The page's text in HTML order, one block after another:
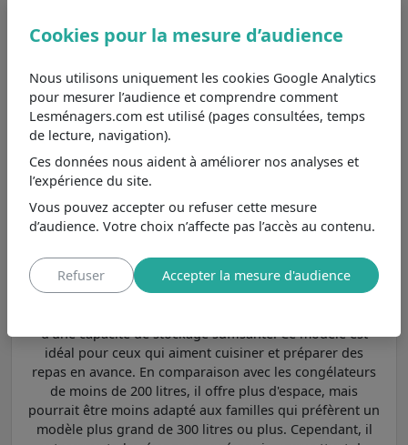
Parmi les congélateurs Bosch armoire : praticité et
proches, nous pouvons le comparer au modèle
GSN29UWEW.
Bosch GSN29UWEW
Moins cher de 4€ , se différencie
principalement par son volume
8,4/10
225 litres : bon compromis pour les familles
Lecongélateur
GSN33VWEP de Bosch, avec un volume
d'une capacité de stockage suffisante. Ce modèle est
idéal pour ceux qui aiment cuisiner et préparer des
repas en avance. En comparaison avec les congélateurs
de moins de 200 litres, il offre plus d'espace, mais
pourrait être moins adapté aux familles qui préfèrent un
modèle plus grand de 300 litres ou plus. Cependant, il
Cookies pour la mesure d’audience
Nous utilisons uniquement les cookies Google Analytics
pour mesurer l’audience et comprendre comment
Lesménagers.com est utilisé (pages consultées, temps
de lecture, navigation).
Ces données nous aident à améliorer nos analyses et
l’expérience du site.
Vous pouvez accepter ou refuser cette mesure
d’audience. Votre choix n’affecte pas l’accès au contenu.
Refuser Accepter la mesure d'audience